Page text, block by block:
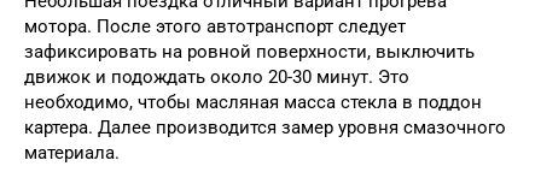
мотора. После этого автотранспорт следует
зафиксировать на ровной поверхности, выключить
движок и подождать около 20-30 минут. Это
необходимо, чтобы масляная масса стекла в поддон
картера. Далее производится замер уровня смазочного
материала.